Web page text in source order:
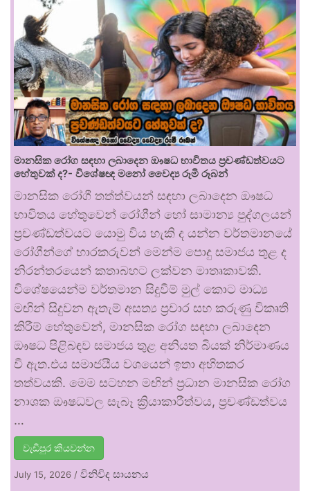
මානසික රෝග සඳහා ලබාදෙන ඖෂධ භාවිතය ප්‍රචණ්ඩත්වයට
හේතුවක් ද?- විශේෂඥ මනෝ වෛද්‍ය රූමි රූබන්
මානසික රෝගී තත්ත්වයන් සඳහා ලබාදෙන ඖෂධ
භාවිතය හේතුවෙන් රෝගීන් හෝ සාමාන්‍ය පුද්ගලයන්
ප්‍රචණ්ඩත්වයට යොමු විය හැකි ද යන්න වර්තමානයේ
රෝගීන්ගේ භාරකරුවන් මෙන්ම පොදු සමාජය තුළ ද
නිරන්තරයෙන් කතාබහට ලක්වන මාතෘකාවකි.
විශේෂයෙන්ම වර්තමාන සිදුවීම් මුල් කොට මාධ්‍ය
මඟින් සිදුවන ඇතැම් අසත්‍ය ප්‍රචාර සහ කරුණු විකෘති
කිරීම් හේතුවෙන්, මානසික රෝග සඳහා ලබාදෙන
ඖෂධ පිළිබඳව සමාජය තුළ අනියත බියක් නිර්මාණය
වී ඇත.එය සමාජයීය වශයෙන් ඉතා අහිතකර
තත්වයකි. මෙම සටහන මඟින් ප්‍රධාන මානසික රෝග
නාශක ඖෂධවල සැබෑ ක්‍රියාකාරීත්වය, ප්‍රචණ්ඩත්වය
…
වැඩිපුර කියවන්න
July 15, 2026 / විනිවිද සායනය